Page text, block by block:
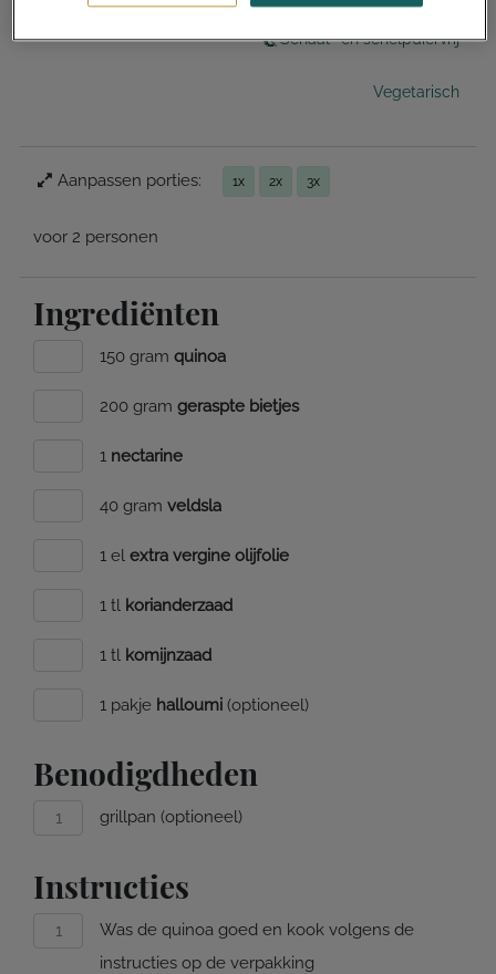
Schaal- en schelpdiervrij
Vegetarisch
Aanpassen porties: 1x 2x 3x
voor 2 personen
Ingrediënten
150 gram quinoa
200 gram geraspte bietjes
1 nectarine
40 gram veldsla
1 el extra vergine olijfolie
1 tl korianderzaad
1 tl komijnzaad
1 pakje halloumi (optioneel)
Benodigdheden
grillpan (optioneel)
Instructies
Was de quinoa goed en kook volgens de
instructies op de verpakking